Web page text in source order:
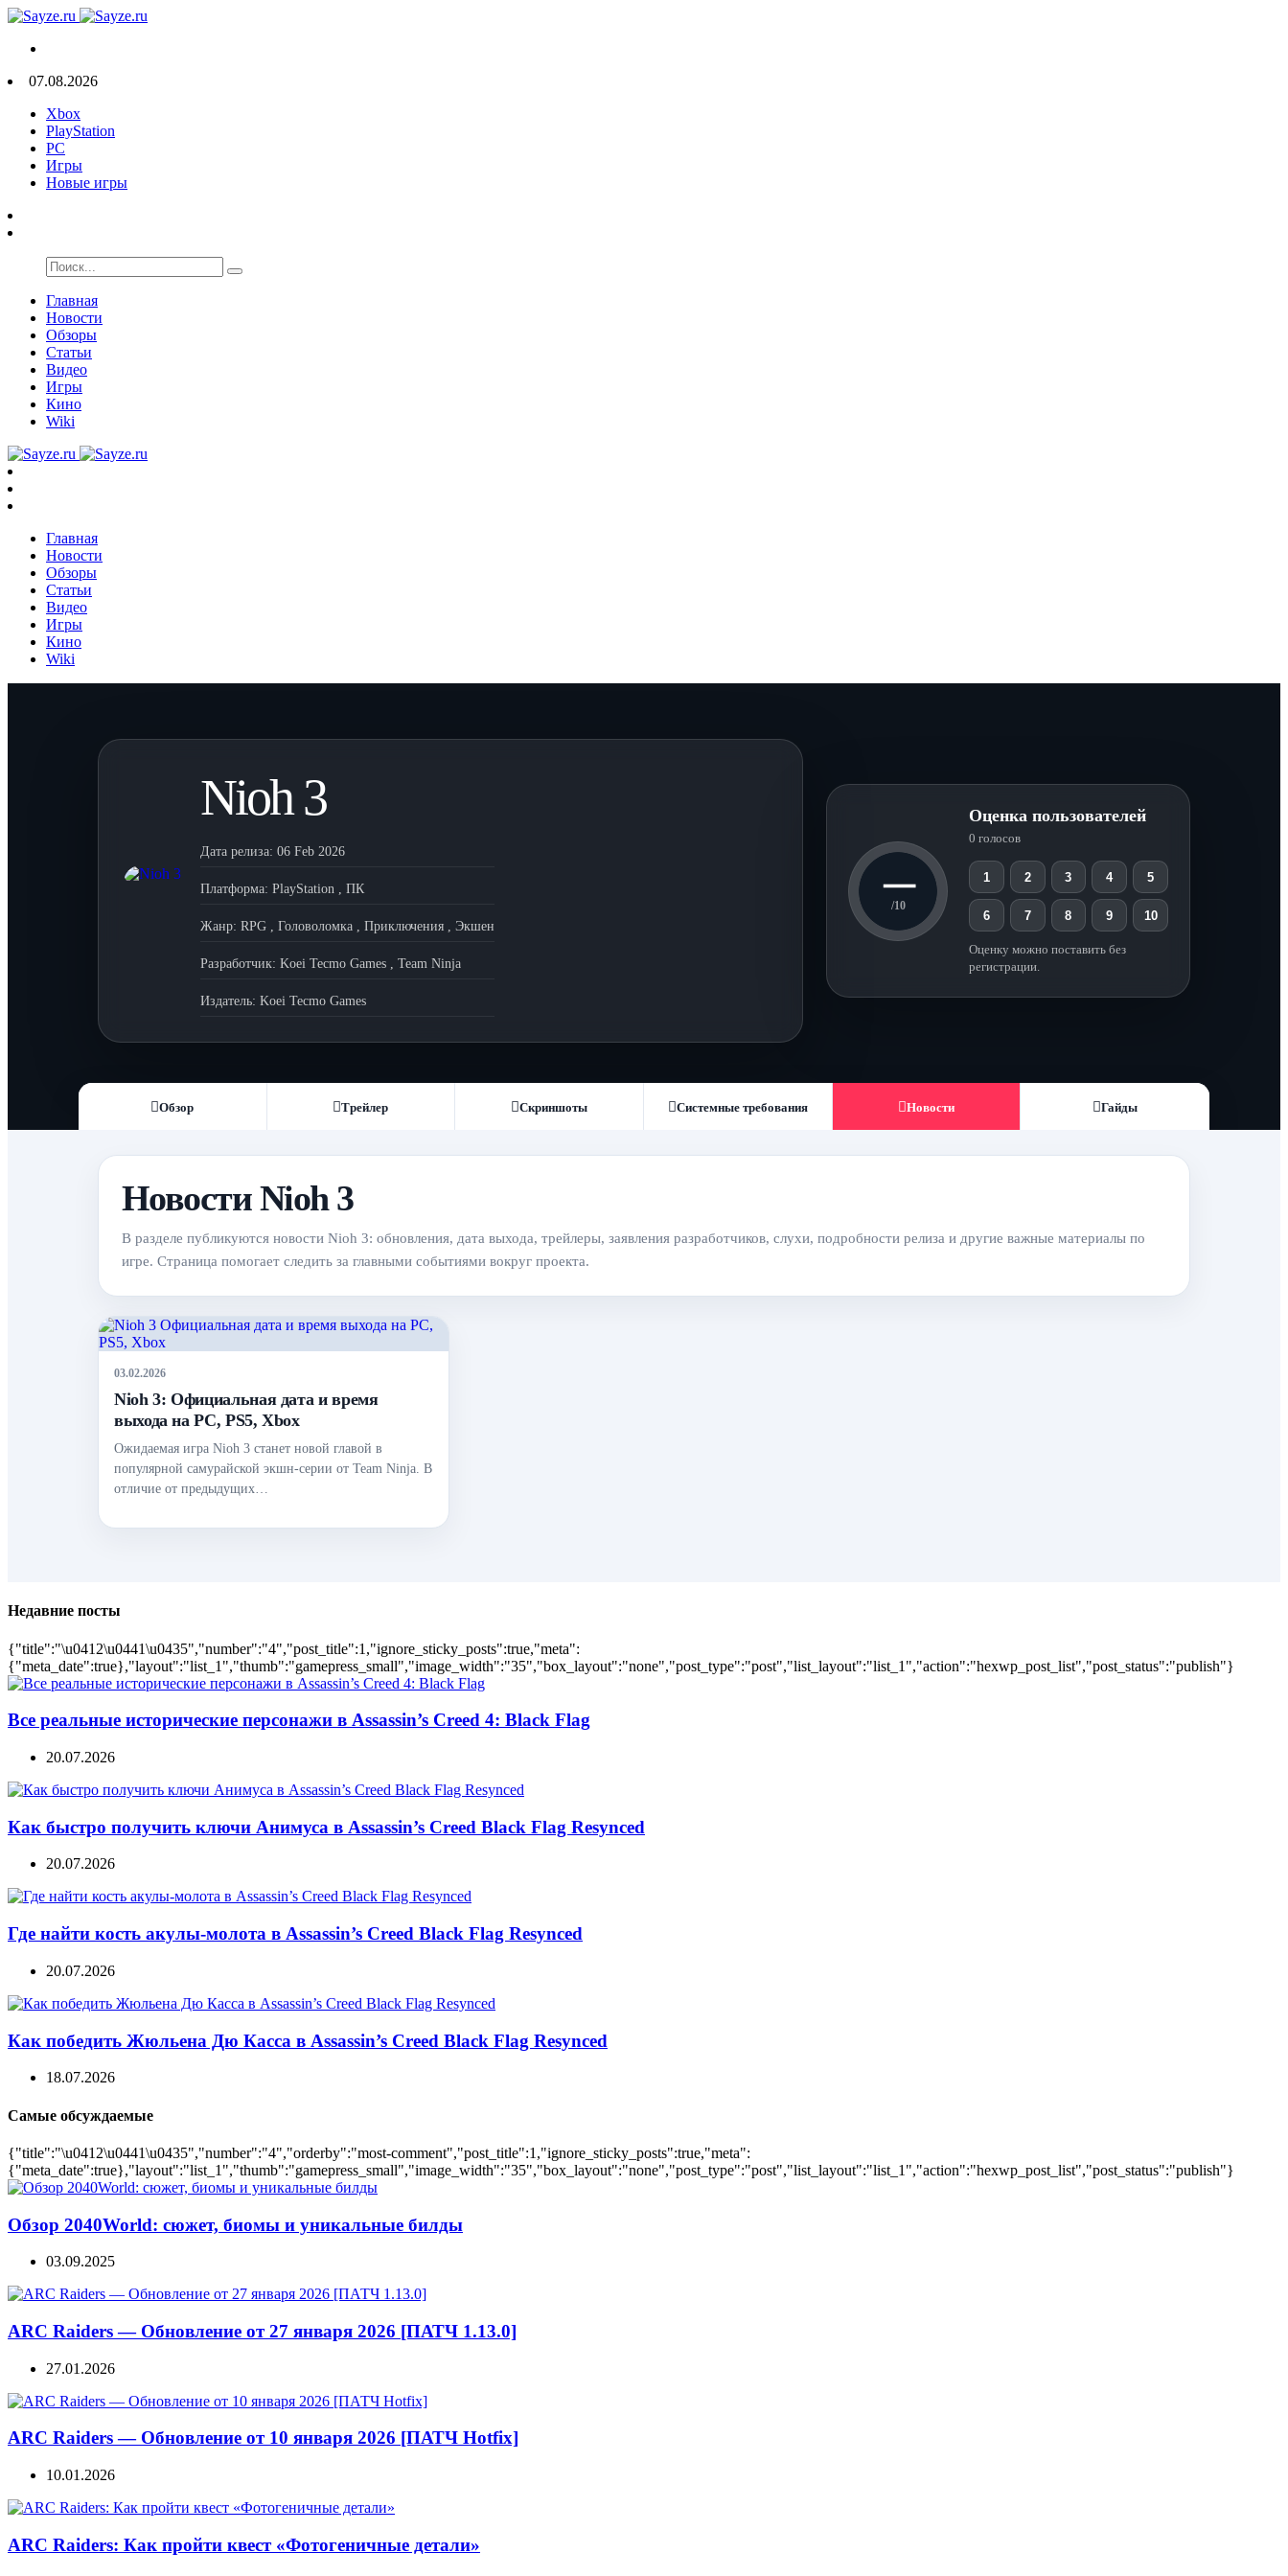
07.08.2026
Xbox
PlayStation
PC
Игры
Новые игры
Главная
Новости
Обзоры
Статьи
Видео
Игры
Кино
Wiki
Главная
Новости
Обзоры
Статьи
Видео
Игры
Кино
Wiki
Nioh 3
Дата релиза: 06 Feb 2026
Платформа: PlayStation , ПК
Жанр: RPG , Головоломка , Приключения , Экшен
Разработчик: Koei Tecmo Games , Team Ninja
Издатель: Koei Tecmo Games
—
/10
Оценка пользователей
0 голосов
1 2 3 4 5
6 7 8 9 10
Оценку можно поставить без
регистрации.
Обзор Трейлер Скриншоты Системные требования Новости Гайды
Новости Nioh 3
В разделе публикуются новости Nioh 3: обновления, дата выхода, трейлеры, заявления разработчиков, слухи, подробности релиза и другие важные материалы по
игре. Страница помогает следить за главными событиями вокруг проекта.
03.02.2026
Nioh 3: Официальная дата и время
выхода на PC, PS5, Xbox
Ожидаемая игра Nioh 3 станет новой главой в
популярной самурайской экшн-серии от Team Ninja. В
отличие от предыдущих…
Недавние посты
{"title":"\u0412\u0441\u0435","number":"4","post_title":1,"ignore_sticky_posts":true,"meta":
{"meta_date":true},"layout":"list_1","thumb":"gamepress_small","image_width":"35","box_layout":"none","post_type":"post","list_layout":"list_1","action":"hexwp_post_list","post_status":"publish"}
Все реальные исторические персонажи в Assassin’s Creed 4: Black Flag
20.07.2026
Как быстро получить ключи Анимуса в Assassin’s Creed Black Flag Resynced
20.07.2026
Где найти кость акулы-молота в Assassin’s Creed Black Flag Resynced
20.07.2026
Как победить Жюльена Дю Касса в Assassin’s Creed Black Flag Resynced
18.07.2026
Самые обсуждаемые
{"title":"\u0412\u0441\u0435","number":"4","orderby":"most-comment","post_title":1,"ignore_sticky_posts":true,"meta":
{"meta_date":true},"layout":"list_1","thumb":"gamepress_small","image_width":"35","box_layout":"none","post_type":"post","list_layout":"list_1","action":"hexwp_post_list","post_status":"publish"}
Обзор 2040World: сюжет, биомы и уникальные билды
03.09.2025
ARC Raiders — Обновление от 27 января 2026 [ПАТЧ 1.13.0]
27.01.2026
ARC Raiders — Обновление от 10 января 2026 [ПАТЧ Hotfix]
10.01.2026
ARC Raiders: Как пройти квест «Фотогеничные детали»